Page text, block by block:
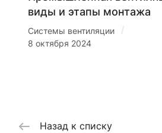
виды и этапы монтажа
Системы вентиляции /
8 октября 2024
Назад к списку